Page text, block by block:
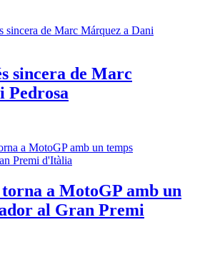
sincera de Marc
Pedrosa
a MotoGP amb un
al Gran Premi